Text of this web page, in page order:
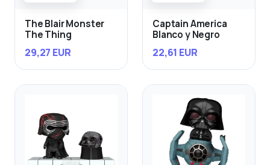
The Blair Monster
The Thing
29,27 EUR
Captain America
Blanco y Negro
22,61 EUR